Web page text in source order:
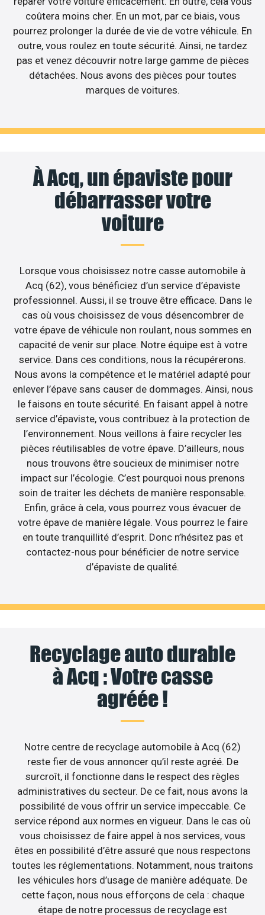
coûtera moins cher. En un mot, par ce biais, vous
pourrez prolonger la durée de vie de votre véhicule. En
outre, vous roulez en toute sécurité. Ainsi, ne tardez
pas et venez découvrir notre large gamme de pièces
détachées. Nous avons des pièces pour toutes
marques de voitures.
À Acq, un épaviste pour
débarrasser votre
voiture
Lorsque vous choisissez notre casse automobile à
Acq (62), vous bénéficiez d’un service d’épaviste
professionnel. Aussi, il se trouve être efficace. Dans le
cas où vous choisissez de vous désencombrer de
votre épave de véhicule non roulant, nous sommes en
capacité de venir sur place. Notre équipe est à votre
service. Dans ces conditions, nous la récupérerons.
Nous avons la compétence et le matériel adapté pour
enlever l’épave sans causer de dommages. Ainsi, nous
le faisons en toute sécurité. En faisant appel à notre
service d’épaviste, vous contribuez à la protection de
l’environnement. Nous veillons à faire recycler les
pièces réutilisables de votre épave. D’ailleurs, nous
nous trouvons être soucieux de minimiser notre
impact sur l’écologie. C’est pourquoi nous prenons
soin de traiter les déchets de manière responsable.
Enfin, grâce à cela, vous pourrez vous évacuer de
votre épave de manière légale. Vous pourrez le faire
en toute tranquillité d’esprit. Donc n’hésitez pas et
contactez-nous pour bénéficier de notre service
d’épaviste de qualité.
Recyclage auto durable
à Acq : Votre casse
agréée !
Notre centre de recyclage automobile à Acq (62)
reste fier de vous annoncer qu’il reste agréé. De
surcroît, il fonctionne dans le respect des règles
administratives du secteur. De ce fait, nous avons la
possibilité de vous offrir un service impeccable. Ce
service répond aux normes en vigueur. Dans le cas où
vous choisissez de faire appel à nos services, vous
êtes en possibilité d’être assuré que nous respectons
toutes les réglementations. Notamment, nous traitons
les véhicules hors d’usage de manière adéquate. De
cette façon, nous nous efforçons de cela : chaque
étape de notre processus de recyclage est